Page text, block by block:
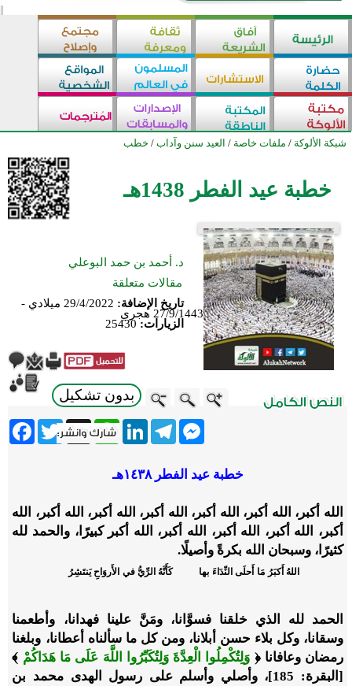
شبكة الألوكة / ملفات خاصة / العيد سنن وآداب / خطب
خطبة عيد الفطر 1438هـ
د. أحمد بن حمد البوعلي
مقالات متعلقة
تاريخ الإضافة:
29/4/2022 ميلادي -
27/9/1443 هجري
الزيارات: 25430
بدون تشكيل
Twitter X
WhatsApp
LinkedInTelegram
Messenger
خطبة عيد الفطر ١٤٣٨هـ
الله أكبر، الله أكبر، الله أكبر، الله أكبر، الله أكبر، الله أكبر، الله
أكبر، الله أكبر، الله أكبر، الله أكبر، الله أكبر كبيرًا، والحمد لله
كثيرًا، وسبحان الله بكرةً وأصيلًا.
اللهُ أَكبَرُ مَا أَحلَى النِّدَاءَ بها كَأَنَّهُ الرِّيُّ في الأَروَاحِ يَنتَشِرُ
الحمد لله الذي خلقنا فسوَّانا، ومَنَّ علينا فهدانا، وأطعمنا
وسقانا، وكل بلاء حسن أبلانا، ومن كل ما سألناه أعطانا، وبلغنا
رمضان وعافانا ﴿ وَلِتُكْمِلُوا الْعِدَّةَ وَلِتُكَبِّرُوا اللَّهَ عَلَى مَا هَدَاكُمْ ﴾
[البقرة: 185]، وأصلي وأسلم على رسول الهدى محمد بن